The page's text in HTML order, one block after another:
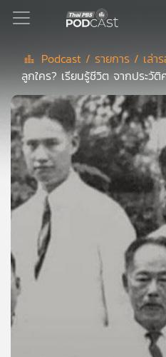
Podcast
เพล
ย์
ลิ
สต์
แนะนำ
ย์
ลิ
สต์
ของ
คุณ
Podcast / รายการ / เล่า
ลูกใคร? เรียนรู้ชีวิต จากประวั